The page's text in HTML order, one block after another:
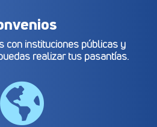
con instituciones públicas y
realizar tus pasantías.
